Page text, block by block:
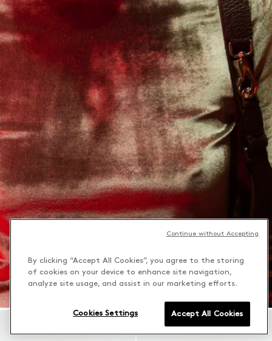
By clicking “Accept All Cookies”, you agree to the storing
of cookies on your device to enhance site navigation,
analyze site usage, and assist in our marketing efforts.
Accept All Cookies
Cookies Settings
Continue without Accepting